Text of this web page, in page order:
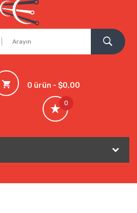
0 ürün - $0,00
0